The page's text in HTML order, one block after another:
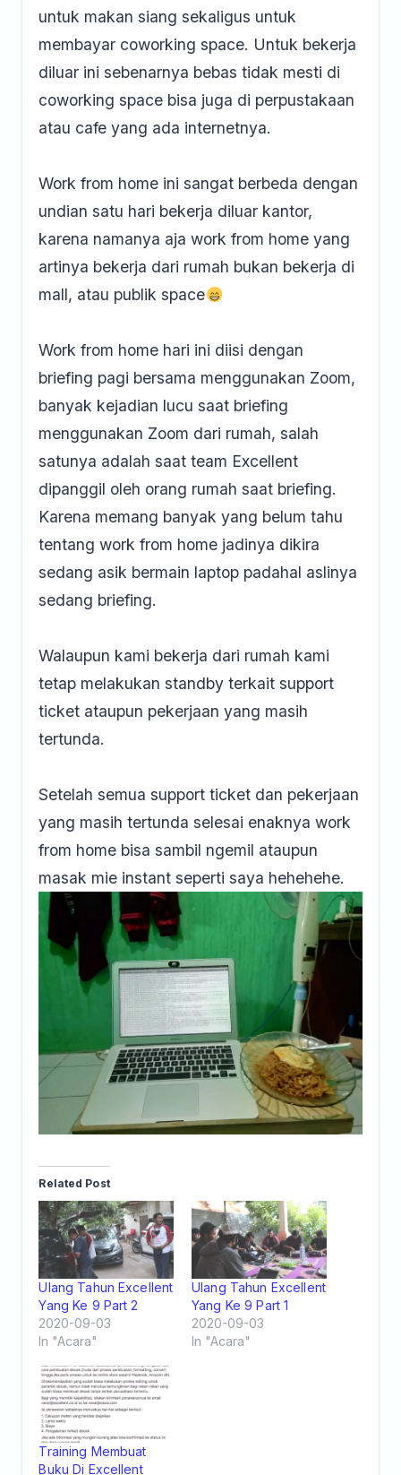
untuk makan siang sekaligus untuk
membayar coworking space. Untuk bekerja
diluar ini sebenarnya bebas tidak mesti di
coworking space bisa juga di perpustakaan
atau cafe yang ada internetnya.
Work from home ini sangat berbeda dengan
undian satu hari bekerja diluar kantor,
karena namanya aja work from home yang
artinya bekerja dari rumah bukan bekerja di
mall, atau publik space
Work from home hari ini diisi dengan
briefing pagi bersama menggunakan Zoom,
banyak kejadian lucu saat briefing
menggunakan Zoom dari rumah, salah
satunya adalah saat team Excellent
dipanggil oleh orang rumah saat briefing.
Karena memang banyak yang belum tahu
tentang work from home jadinya dikira
sedang asik bermain laptop padahal aslinya
sedang briefing.
Walaupun kami bekerja dari rumah kami
tetap melakukan standby terkait support
ticket ataupun pekerjaan yang masih
tertunda.
Setelah semua support ticket dan pekerjaan
yang masih tertunda selesai enaknya work
from home bisa sambil ngemil ataupun
masak mie instant seperti saya hehehehe.
Related Post
Ulang Tahun Excellent
Yang Ke 9 Part 2
2020-09-03
In "Acara"
Ulang Tahun Excellent
Yang Ke 9 Part 1
2020-09-03
In "Acara"
Training Membuat
Buku Di Excellent